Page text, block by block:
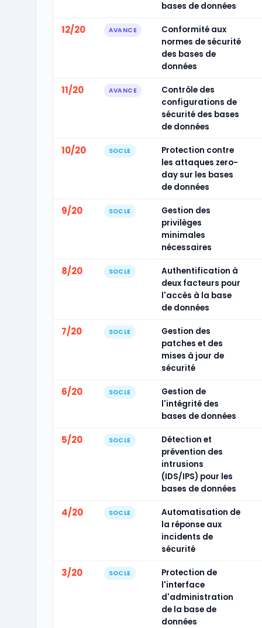
bases de données
12/20 AVANCE
Conformité aux
normes de sécurité
des bases de
données
11/20 AVANCE
Contrôle des
configurations de
sécurité des bases
de données
10/20 SOCLE
Protection contre
les attaques zero-
day sur les bases
de données
9/20 SOCLE
Gestion des
privilèges
minimales
nécessaires
8/20 SOCLE
Authentification à
deux facteurs pour
l'accès à la base
de données
7/20 SOCLE
Gestion des
patches et des
mises à jour de
sécurité
6/20 SOCLE
Gestion de
l'intégrité des
bases de données
5/20 SOCLE
Détection et
prévention des
intrusions
(IDS/IPS) pour les
bases de données
4/20 SOCLE
Automatisation de
la réponse aux
incidents de
sécurité
3/20 SOCLE
Protection de
l'interface
d'administration
de la base de
données